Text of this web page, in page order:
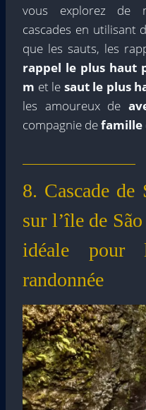
vous explorez de
cascades en utilisant
que les sauts, les
rappel le plus haut
m et le saut le plus
les amoureux de
compagnie defamille
8. Cascade de
sur l’île de
idéale pour
randonnée